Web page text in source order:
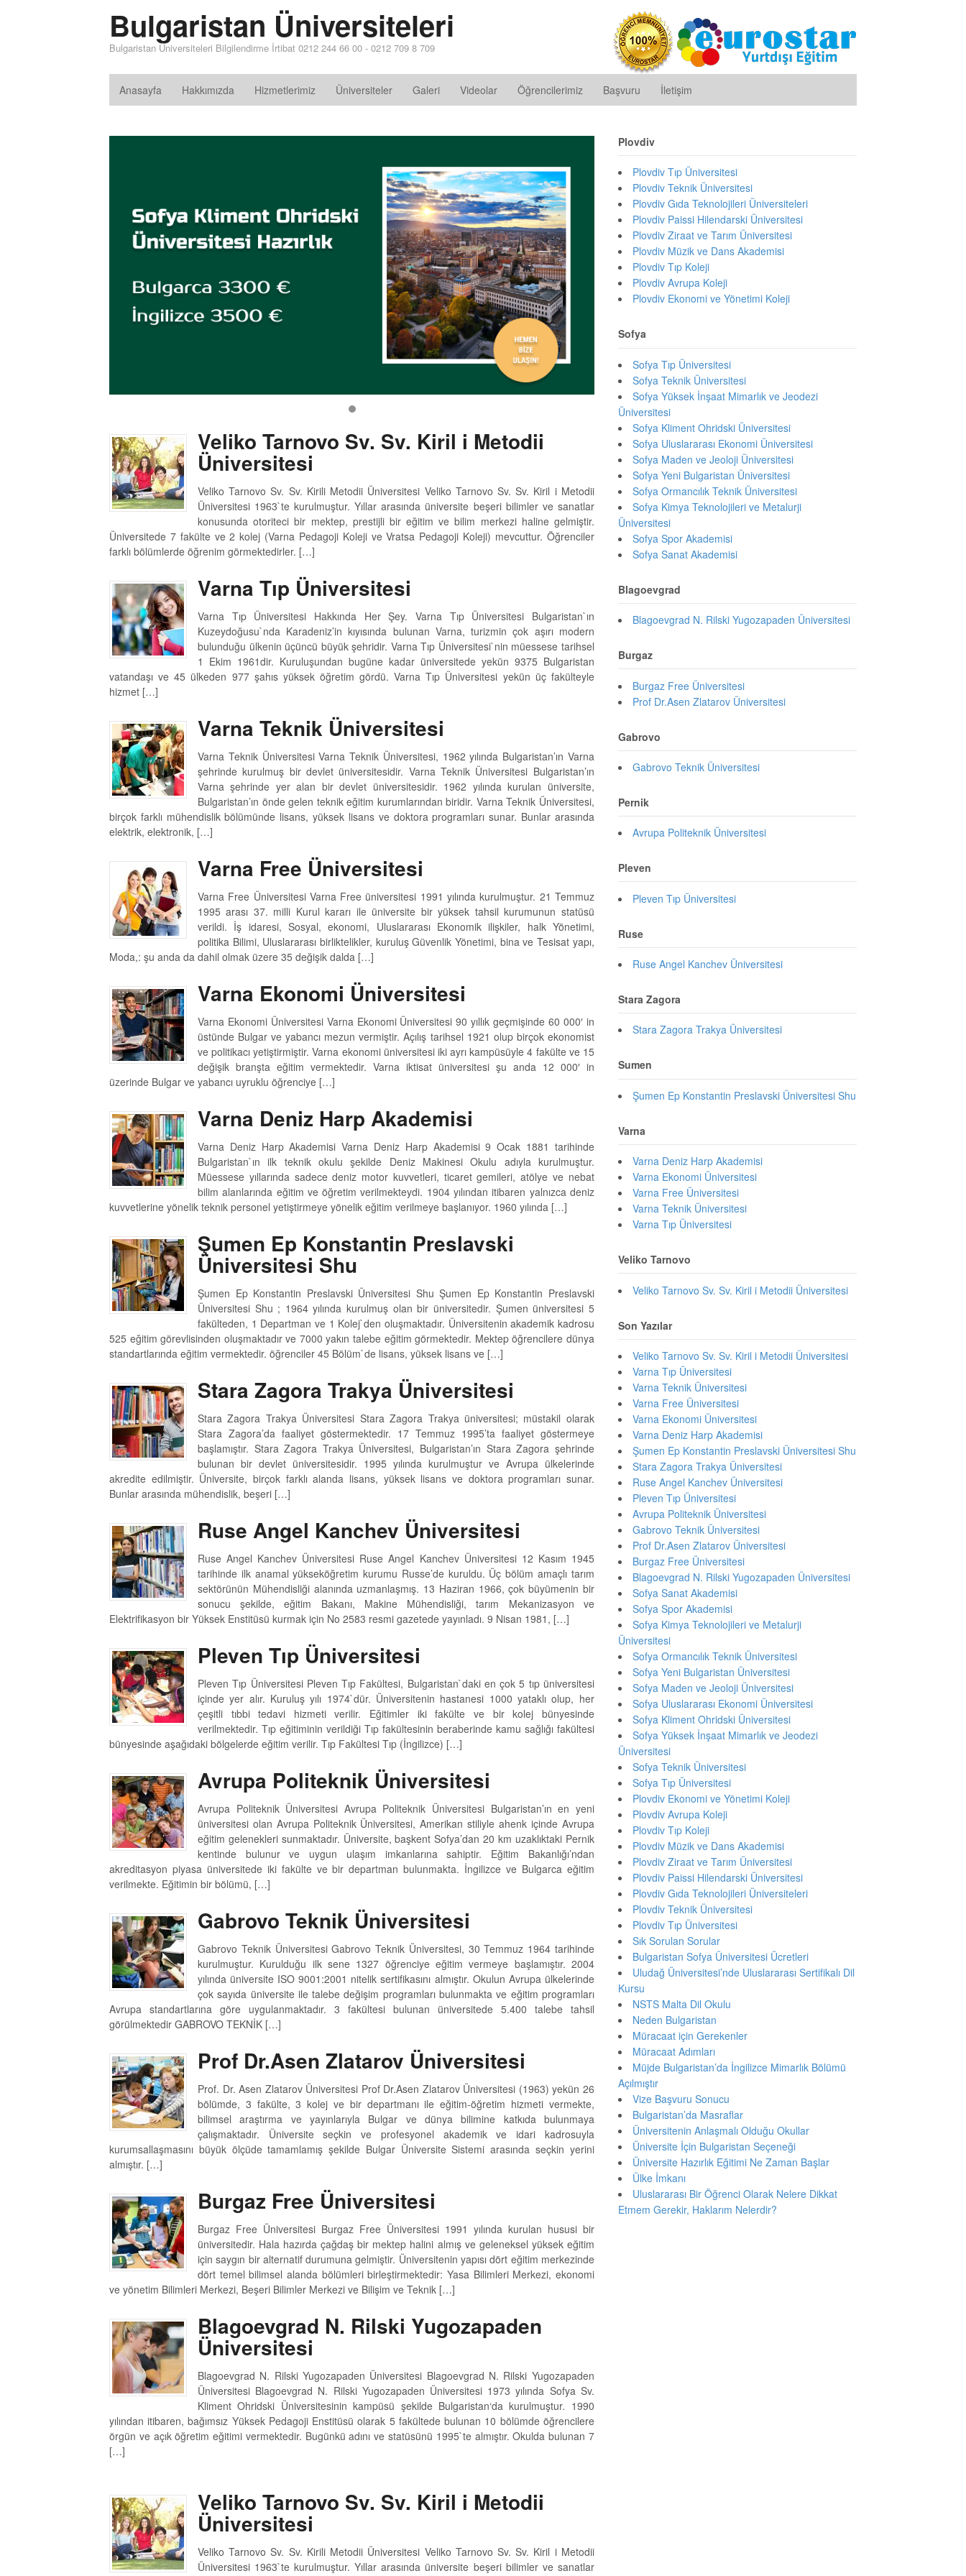
Bulgaristan Üniversiteleri
Bulgaristan Üniversiteleri Bilgilendirme İrtibat 0212 244 66 00 - 0212 709 8 709
Anasayfa Hakkımızda Hizmetlerimiz Üniversiteler Galeri Videolar Öğrencilerimiz Başvuru İletişim
Veliko Tarnovo Sv. Sv. Kiril i Metodii
Üniversitesi
Veliko Tarnovo Sv. Sv. Kirili Metodii Üniversitesi Veliko Tarnovo Sv. Sv. Kiril i Metodii
Üniversitesi 1963`te kurulmuştur. Yıllar arasında üniversite beşeri bilimler ve sanatlar
konusunda otoriteci bir mektep, prestijli bir eğitim ve bilim merkezi haline gelmiştir.
Üniversitede 7 fakülte ve 2 kolej (Varna Pedagoji Koleji ve Vratsa Pedagoji Koleji) mevcuttur. Öğrenciler
farklı bölümlerde öğrenim görmektedirler. […]
Varna Tıp Üniversitesi
Varna Tıp Üniversitesi Hakkında Her Şey. Varna Tıp Üniversitesi Bulgaristan`ın
Kuzeydoğusu`nda Karadeniz’in kıyısında bulunan Varna, turizmin çok aşırı modern
bulunduğu ülkenin üçüncü büyük şehridir. Varna Tıp Üniversitesi`nin müessese tarihsel
1 Ekim 1961dir. Kuruluşundan bugüne kadar üniversitede yekün 9375 Bulgaristan
vatandaşı ve 45 ülkeden 977 şahıs yüksek öğretim gördü. Varna Tıp Üniversitesi yekün üç fakülteyle
hizmet […]
Varna Teknik Üniversitesi
Varna Teknik Üniversitesi Varna Teknik Üniversitesi, 1962 yılında Bulgaristan’ın Varna
şehrinde kurulmuş bir devlet üniversitesidir. Varna Teknik Üniversitesi Bulgaristan’ın
Varna şehrinde yer alan bir devlet üniversitesidir. 1962 yılında kurulan üniversite,
Bulgaristan’ın önde gelen teknik eğitim kurumlarından biridir. Varna Teknik Üniversitesi,
birçok farklı mühendislik bölümünde lisans, yüksek lisans ve doktora programları sunar. Bunlar arasında
elektrik, elektronik, […]
Varna Free Üniversitesi
Varna Free Üniversitesi Varna Free üniversitesi 1991 yılında kurulmuştur. 21 Temmuz
1995 arası 37. milli Kurul kararı ile üniversite bir yüksek tahsil kurumunun statüsü
verildi. İş idaresi, Sosyal, ekonomi, Uluslararası Ekonomik ilişkiler, halk Yönetimi,
politika Bilimi, Uluslararası birliktelikler, kuruluş Güvenlik Yönetimi, bina ve Tesisat yapı,
Moda,: şu anda da dahil olmak üzere 35 değişik dalda […]
Varna Ekonomi Üniversitesi
Varna Ekonomi Üniversitesi Varna Ekonomi Üniversitesi 90 yıllık geçmişinde 60 000′ in
üstünde Bulgar ve yabancı mezun vermiştir. Açılış tarihsel 1921 olup birçok ekonomist
ve politikacı yetiştirmiştir. Varna ekonomi üniversitesi iki ayrı kampüsüyle 4 fakülte ve 15
değişik branşta eğitim vermektedir. Varna iktisat üniversitesi şu anda 12 000′ in
üzerinde Bulgar ve yabancı uyruklu öğrenciye […]
Varna Deniz Harp Akademisi
Varna Deniz Harp Akademisi Varna Deniz Harp Akademisi 9 Ocak 1881 tarihinde
Bulgaristan`ın ilk teknik okulu şekilde Deniz Makinesi Okulu adıyla kurulmuştur.
Müessese yıllarında sadece deniz motor kuvvetleri, ticaret gemileri, atölye ve nebat
bilim alanlarında eğitim ve öğretim verilmekteydi. 1904 yılından itibaren yalnızca deniz
kuvvetlerine yönelik teknik personel yetiştirmeye yönelik eğitim verilmeye başlanıyor. 1960 yılında […]
Şumen Ep Konstantin Preslavski
Üniversitesi Shu
Şumen Ep Konstantin Preslavski Üniversitesi Shu Şumen Ep Konstantin Preslavski
Üniversitesi Shu ; 1964 yılında kurulmuş olan bir üniversitedir. Şumen üniversitesi 5
fakülteden, 1 Departman ve 1 Kolej`den oluşmaktadır. Üniversitenin akademik kadrosu
525 eğitim görevlisinden oluşmaktadır ve 7000 yakın talebe eğitim görmektedir. Mektep öğrencilere dünya
standartlarında eğitim vermektedir. öğrenciler 45 Bölüm`de lisans, yüksek lisans ve […]
Stara Zagora Trakya Üniversitesi
Stara Zagora Trakya Üniversitesi Stara Zagora Trakya üniversitesi; müstakil olarak
Stara Zagora’da faaliyet göstermektedir. 17 Temmuz 1995’ta faaliyet göstermeye
başlamıştır. Stara Zagora Trakya Üniversitesi, Bulgaristan’ın Stara Zagora şehrinde
bulunan bir devlet üniversitesidir. 1995 yılında kurulmuştur ve Avrupa ülkelerinde
akredite edilmiştir. Üniversite, birçok farklı alanda lisans, yüksek lisans ve doktora programları sunar.
Bunlar arasında mühendislik, beşeri […]
Ruse Angel Kanchev Üniversitesi
Ruse Angel Kanchev Üniversitesi Ruse Angel Kanchev Üniversitesi 12 Kasım 1945
tarihinde ilk anamal yükseköğretim kurumu Russe’de kuruldu. Üç bölüm amaçlı tarım
sektörünün Mühendisliği alanında uzmanlaşmış. 13 Haziran 1966, çok büyümenin bir
sonucu şekilde, eğitim Bakanı, Makine Mühendisliği, tarım Mekanizasyon ve
Elektrifikasyon bir Yüksek Enstitüsü kurmak için No 2583 resmi gazetede yayınladı. 9 Nisan 1981, […]
Pleven Tıp Üniversitesi
Pleven Tıp Üniversitesi Pleven Tıp Fakültesi, Bulgaristan`daki en çok 5 tıp üniversitesi
içinde yer alır. Kuruluş yılı 1974`dür. Üniversitenin hastanesi 1000 yataklı olup, her
çeşitli tıbbi tedavi hizmeti verilir. Eğitimler iki fakülte ve bir kolej bünyesinde
verilmektedir. Tıp eğitiminin verildiği Tıp fakültesinin beraberinde kamu sağlığı fakültesi
bünyesinde aşağıdaki bölgelerde eğitim verilir. Tıp Fakültesi Tıp (İngilizce) […]
Avrupa Politeknik Üniversitesi
Avrupa Politeknik Üniversitesi Avrupa Politeknik Üniversitesi Bulgaristan’ın en yeni
üniversitesi olan Avrupa Politeknik Üniversitesi, Amerikan stiliyle ahenk içinde Avrupa
eğitim gelenekleri sunmaktadır. Üniversite, başkent Sofya’dan 20 km uzaklıktaki Pernik
kentinde bulunur ve uygun ulaşım imkanlarına sahiptir. Eğitim Bakanlığı’ndan
akreditasyon piyasa üniversitede iki fakülte ve bir departman bulunmakta. İngilizce ve Bulgarca eğitim
verilmekte. Eğitimin bir bölümü, […]
Gabrovo Teknik Üniversitesi
Gabrovo Teknik Üniversitesi Gabrovo Teknik Üniversitesi, 30 Temmuz 1964 tarihinde
kurulmuştur. Kurulduğu ilk sene 1327 öğrenciye eğitim vermeye başlamıştır. 2004
yılında üniversite ISO 9001:2001 nitelik sertifikasını almıştır. Okulun Avrupa ülkelerinde
çok sayıda üniversite ile talebe değişim programları bulunmakta ve eğitim programları
Avrupa standartlarına göre uygulanmaktadır. 3 fakültesi bulunan üniversitede 5.400 talebe tahsil
görülmektedir GABROVO TEKNİK […]
Prof Dr.Asen Zlatarov Üniversitesi
Prof. Dr. Asen Zlatarov Üniversitesi Prof Dr.Asen Zlatarov Üniversitesi (1963) yekün 26
bölümde, 3 fakülte, 3 kolej ve bir departmanı ile eğitim-öğretim hizmeti vermekte,
bilimsel araştırma ve yayınlarıyla Bulgar ve dünya bilimine katkıda bulunmaya
çalışmaktadır. Üniversite seçkin ve profesyonel akademik ve idari kadrosuyla
kurumsallaşmasını büyük ölçüde tamamlamış şekilde Bulgar Üniversite Sistemi arasında seçkin yerini
almıştır. […]
Burgaz Free Üniversitesi
Burgaz Free Üniversitesi Burgaz Free Üniversitesi 1991 yılında kurulan hususi bir
üniversitedir. Hala hazırda çağdaş bir mektep halini almış ve geleneksel yüksek eğitim
için saygın bir alternatif durumuna gelmiştir. Üniversitenin yapısı dört eğitim merkezinde
dört temel bilimsel alanda bölümleri birleştirmektedir: Yasa Bilimleri Merkezi, ekonomi
ve yönetim Bilimleri Merkezi, Beşeri Bilimler Merkezi ve Bilişim ve Teknik […]
Blagoevgrad N. Rilski Yugozapaden
Üniversitesi
Blagoevgrad N. Rilski Yugozapaden Üniversitesi Blagoevgrad N. Rilski Yugozapaden
Üniversitesi Blagoevgrad N. Rilski Yugozapaden Üniversitesi 1973 yılında Sofya Sv.
Kliment Ohridski Üniversitesinin kampüsü şekilde Bulgaristan‘da kurulmuştur. 1990
yılından itibaren, bağımsız Yüksek Pedagoji Enstitüsü olarak 5 fakültede bulunan 10 bölümde öğrencilere
örgün ve açık öğretim eğitimi vermektedir. Bugünkü adını ve statüsünü 1995`te almıştır. Okulda bulunan 7
[…]
Veliko Tarnovo Sv. Sv. Kiril i Metodii
Üniversitesi
Veliko Tarnovo Sv. Sv. Kirili Metodii Üniversitesi Veliko Tarnovo Sv. Sv. Kiril i Metodii
Üniversitesi 1963`te kurulmuştur. Yıllar arasında üniversite beşeri bilimler ve sanatlar
Plovdiv
Plovdiv Tıp Üniversitesi
Plovdiv Teknik Üniversitesi
Plovdiv Gıda Teknolojileri Üniversiteleri
Plovdiv Paissi Hilendarski Üniversitesi
Plovdiv Ziraat ve Tarım Üniversitesi
Plovdiv Müzik ve Dans Akademisi
Plovdiv Tıp Koleji
Plovdiv Avrupa Koleji
Plovdiv Ekonomi ve Yönetimi Koleji
Sofya
Sofya Tıp Üniversitesi
Sofya Teknik Üniversitesi
Sofya Yüksek İnşaat Mimarlık ve Jeodezi
Üniversitesi
Sofya Kliment Ohridski Üniversitesi
Sofya Uluslararası Ekonomi Üniversitesi
Sofya Maden ve Jeoloji Üniversitesi
Sofya Yeni Bulgaristan Üniversitesi
Sofya Ormancılık Teknik Üniversitesi
Sofya Kimya Teknolojileri ve Metalurji
Üniversitesi
Sofya Spor Akademisi
Sofya Sanat Akademisi
Blagoevgrad
Blagoevgrad N. Rilski Yugozapaden Üniversitesi
Burgaz
Burgaz Free Üniversitesi
Prof Dr.Asen Zlatarov Üniversitesi
Gabrovo
Gabrovo Teknik Üniversitesi
Pernik
Avrupa Politeknik Üniversitesi
Pleven
Pleven Tıp Üniversitesi
Ruse
Ruse Angel Kanchev Üniversitesi
Stara Zagora
Stara Zagora Trakya Üniversitesi
Sumen
Şumen Ep Konstantin Preslavski Üniversitesi Shu
Varna
Varna Deniz Harp Akademisi
Varna Ekonomi Üniversitesi
Varna Free Üniversitesi
Varna Teknik Üniversitesi
Varna Tıp Üniversitesi
Veliko Tarnovo
Veliko Tarnovo Sv. Sv. Kiril i Metodii Üniversitesi
Son Yazılar
Veliko Tarnovo Sv. Sv. Kiril i Metodii Üniversitesi
Varna Tıp Üniversitesi
Varna Teknik Üniversitesi
Varna Free Üniversitesi
Varna Ekonomi Üniversitesi
Varna Deniz Harp Akademisi
Şumen Ep Konstantin Preslavski Üniversitesi Shu
Stara Zagora Trakya Üniversitesi
Ruse Angel Kanchev Üniversitesi
Pleven Tıp Üniversitesi
Avrupa Politeknik Üniversitesi
Gabrovo Teknik Üniversitesi
Prof Dr.Asen Zlatarov Üniversitesi
Burgaz Free Üniversitesi
Blagoevgrad N. Rilski Yugozapaden Üniversitesi
Sofya Sanat Akademisi
Sofya Spor Akademisi
Sofya Kimya Teknolojileri ve Metalurji
Üniversitesi
Sofya Ormancılık Teknik Üniversitesi
Sofya Yeni Bulgaristan Üniversitesi
Sofya Maden ve Jeoloji Üniversitesi
Sofya Uluslararası Ekonomi Üniversitesi
Sofya Kliment Ohridski Üniversitesi
Sofya Yüksek İnşaat Mimarlık ve Jeodezi
Üniversitesi
Sofya Teknik Üniversitesi
Sofya Tıp Üniversitesi
Plovdiv Ekonomi ve Yönetimi Koleji
Plovdiv Avrupa Koleji
Plovdiv Tıp Koleji
Plovdiv Müzik ve Dans Akademisi
Plovdiv Ziraat ve Tarım Üniversitesi
Plovdiv Paissi Hilendarski Üniversitesi
Plovdiv Gıda Teknolojileri Üniversiteleri
Plovdiv Teknik Üniversitesi
Plovdiv Tıp Üniversitesi
Sık Sorulan Sorular
Bulgaristan Sofya Üniversitesi Ücretleri
Uludağ Üniversitesi’nde Uluslararası Sertifikalı Dil
Kursu
NSTS Malta Dil Okulu
Neden Bulgaristan
Müracaat için Gerekenler
Müracaat Adımları
Müjde Bulgaristan’da İngilizce Mimarlık Bölümü
Açılmıştır
Vize Başvuru Sonucu
Bulgaristan’da Masraflar
Üniversitenin Anlaşmalı Olduğu Okullar
Üniversite İçin Bulgaristan Seçeneği
Üniversite Hazırlık Eğitimi Ne Zaman Başlar
Ülke İmkanı
Uluslararası Bir Öğrenci Olarak Nelere Dikkat
Etmem Gerekir, Haklarım Nelerdir?